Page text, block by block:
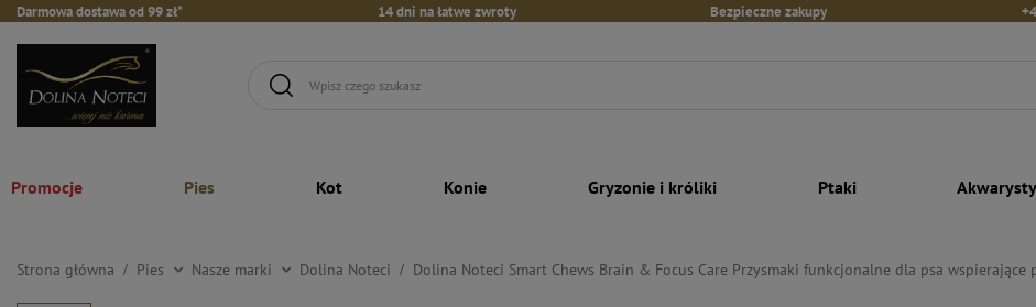
Darmowa dostawa od 99 zł* 14 dni na łatwe zwroty Bezpieczne zakupy
Promocje Pies Kot Konie Gryzonie i króliki Ptaki
Strona główna Pies Nasze marki Dolina Noteci Dolina Noteci Smart Chews Brain & Focus Care Przysmaki funkcjonalne dla psa